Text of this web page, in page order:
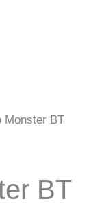
Monster BT
BT